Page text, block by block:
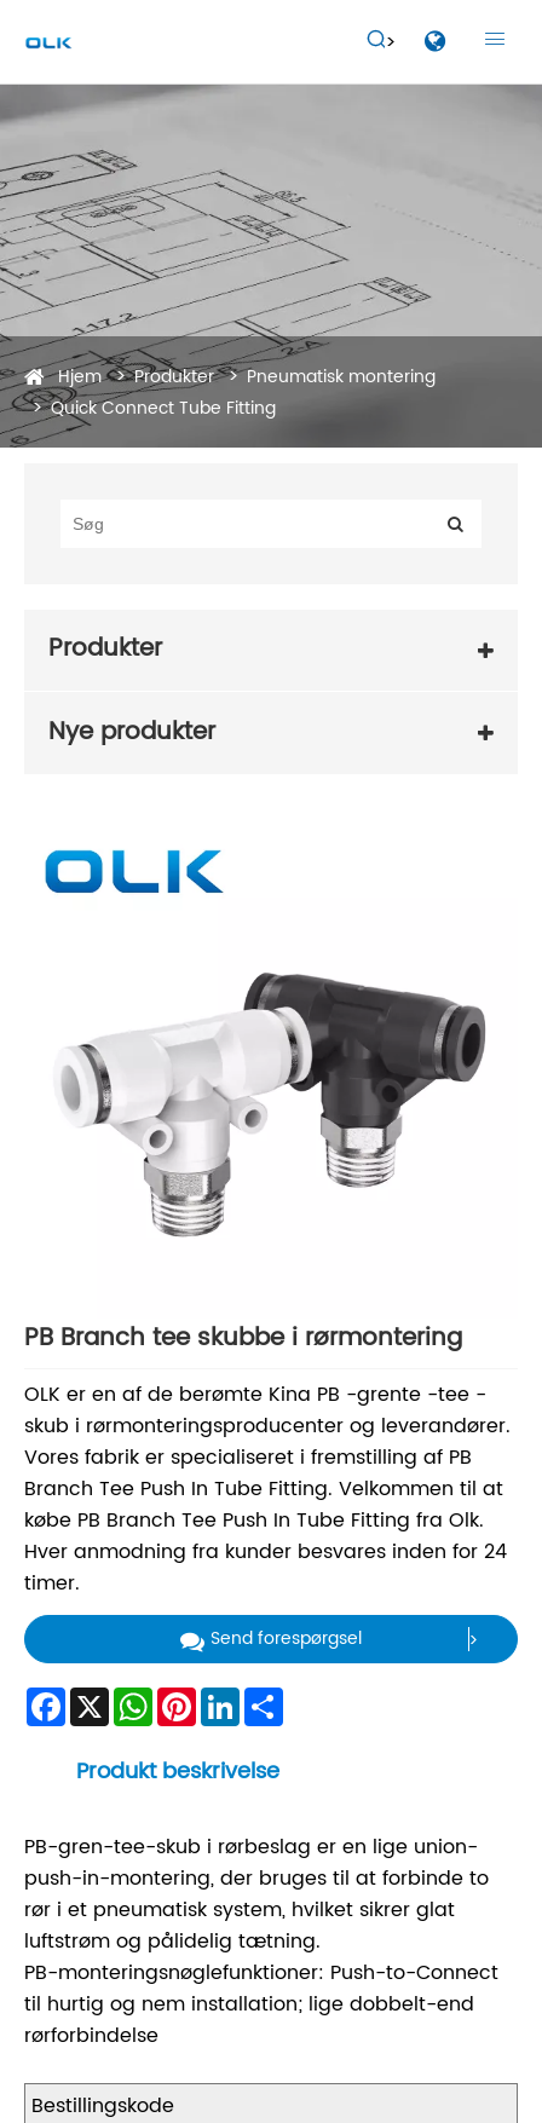
 
Hjem Produkter
Pneumatisk montering
Quick Connect Tube Fitting
Produkter
Nye produkter
PB Branch tee skubbe i rørmontering
OLK er en af ​​de berømte Kina PB -grente -tee -
skub i rørmonteringsproducenter og leverandører.
Vores fabrik er specialiseret i fremstilling af PB
Branch Tee Push In Tube Fitting. Velkommen til at
købe PB Branch Tee Push In Tube Fitting fra Olk.
Hver anmodning fra kunder besvares inden for 24
timer.
Send forespørgsel
Facebook
X WhatsApp
Pinterest
LinkedIn
Produkt beskrivelse
PB-gren-tee-skub i rørbeslag er en lige union-
push-in-montering, der bruges til at forbinde to
rør i et pneumatisk system, hvilket sikrer glat
luftstrøm og pålidelig tætning.
PB-monteringsnøglefunktioner: Push-to-Connect
til hurtig og nem installation; lige dobbelt-end
rørforbindelse
Bestillingskode